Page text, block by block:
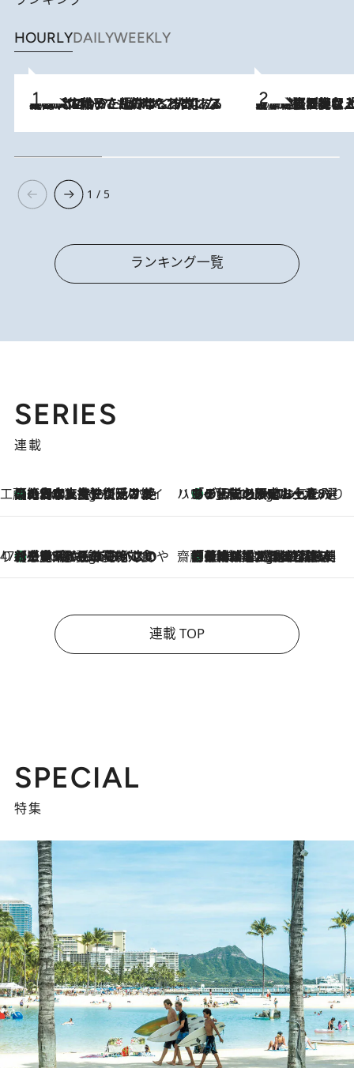
HOURLYDAILYWEEKLY
2026.8.5
【阿川佐和子さんの年とる力】なぜ70代で始めた趣味は“こんなに楽しい”のか？ ピアノ、俳句…スランプに陥っても続けられる“ある秘訣”とは 2026.8.5
【なぜ吉沢亮は「気配を消せる」のか？】興行収入208億の『国宝』を経て挑むミュージカル『ディア・エヴァン・ハンセン』。トップ俳優が舞台上でさらけ出した“孤独”とは
1 / 5
ランキング一覧
SERIES
連載
工藤まやのおもてなしハワイ
5 Hours Ago
【ハワイ土産】ローカルの絶大な支持で復活！ 絶品の幻クッキー《元ファンの日本人女性が受け継いだ名店》 ハワイ賢者 リサのお気に入りリスト5 Hours Ago
あの伝説の限定トートも！ リニューアルした「ディーン＆デルーカ ハワイ」で必須のお土産8選
47都道府県の手みやげ ひんやりスイーツで夏を満喫
5 Hours Ago
【三重県】この夏絶対食べたい 冷やしておいしいおやつ3選 お餅×アイスの新感覚スイーツ 齋藤 薫 美容脳ルネサンス
5 Hours Ago
「荷物が増えるほど旅ストレスは増す」美容ジャーナリストがたどり着いた最終結論。“化粧品を劇的に減らす”感動の凝縮美容とは
連載 TOP
SPECIAL
特集